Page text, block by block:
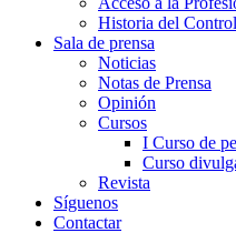
Historia del
Sala de prensa
Noticias
Notas de Prensa
Opinión
Cursos
I Curso de
Curso
Revista
Síguenos
Contactar